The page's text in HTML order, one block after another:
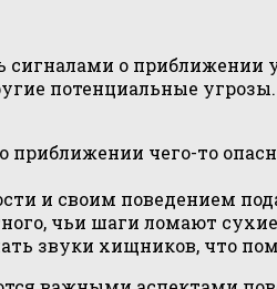
о приближении
потенциальные угрозы.
чего-то
и своим поведением
чьи шаги ломают
звуки хищников, что